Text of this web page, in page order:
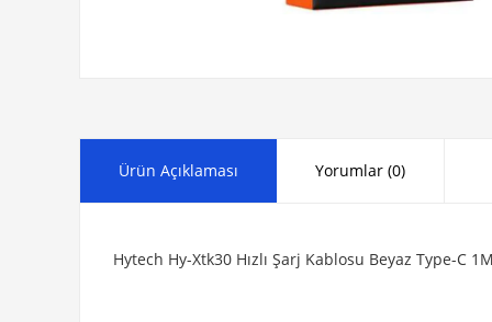
Ürün Açıklaması Yorumlar (0)
Hytech Hy-Xtk30 Hızlı Şarj Kablosu Beyaz Type-C